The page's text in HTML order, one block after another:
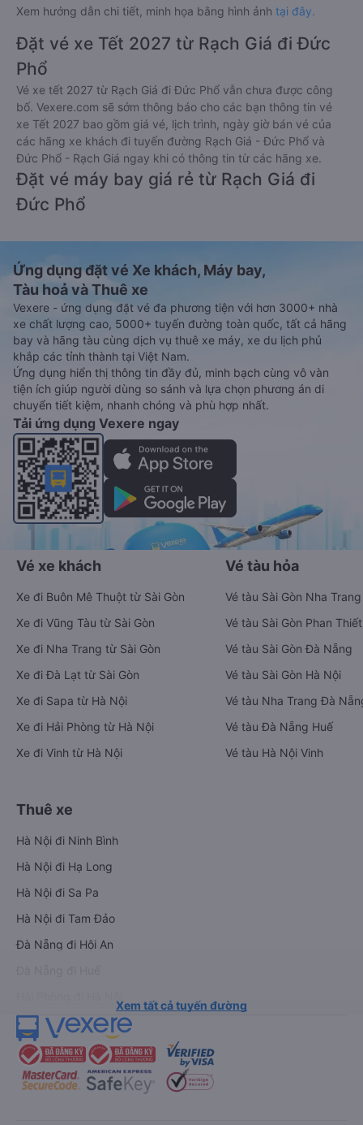
Xem hướng dẫn chi tiết, minh họa bằng hình ảnh tại đây.
Đặt vé xe Tết 2027 từ Rạch Giá đi Đức
Phổ
Vé xe tết 2027 từ Rạch Giá đi Đức Phổ vẫn chưa được công
bố. Vexere.com sẽ sớm thông báo cho các bạn thông tin vé
xe Tết 2027 bao gồm giá vé, lịch trình, ngày giờ bán vé của
các hãng xe khách đi tuyến đường Rạch Giá - Đức Phổ và
Đức Phổ - Rạch Giá ngay khi có thông tin từ các hãng xe.
Đặt vé máy bay giá rẻ từ Rạch Giá đi
Đức Phổ
Ứng dụng đặt vé Xe khách, Máy bay,
Tàu hoả và Thuê xe
Vexere - ứng dụng đặt vé đa phương tiện với hơn 3000+ nhà
xe chất lượng cao, 5000+ tuyến đường toàn quốc, tất cả hãng
bay và hãng tàu cùng dịch vụ thuê xe máy, xe du lịch phủ
khắp các tỉnh thành tại Việt Nam.
Ứng dụng hiển thị thông tin đầy đủ, minh bạch cùng vô vàn
tiện ích giúp người dùng so sánh và lựa chọn phương án di
chuyển tiết kiệm, nhanh chóng và phù hợp nhất.
Tải ứng dụng Vexere ngay
Vé xe khách
Xe đi Buôn Mê Thuột từ Sài Gòn
Xe đi Vũng Tàu từ Sài Gòn
Xe đi Nha Trang từ Sài Gòn
Xe đi Đà Lạt từ Sài Gòn
Xe đi Sapa từ Hà Nội
Xe đi Hải Phòng từ Hà Nội
Xe đi Vinh từ Hà Nội
Vé tàu hỏa
Vé tàu Sài Gòn Nha Trang
Vé tàu Sài Gòn Phan Thiết
Vé tàu Sài Gòn Đà Nẵng
Vé tàu Sài Gòn Hà Nội
Vé tàu Nha Trang Đà
Vé tàu Đà Nẵng Huế
Vé tàu Hà Nội Vinh
Thuê xe
Hà Nội đi Ninh Bình
Hà Nội đi Hạ Long
Hà Nội đi Sa Pa
Hà Nội đi Tam Đảo
Đà Nẵng đi Hội An
Xem tất cả tuyến đường